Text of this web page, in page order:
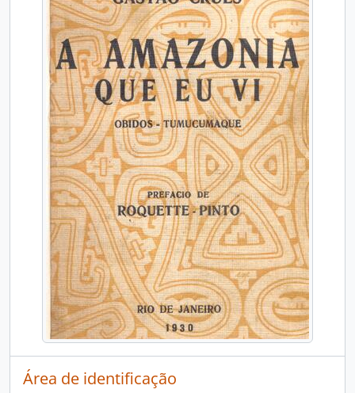
Área de identificação